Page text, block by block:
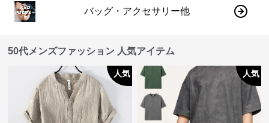
バッグ・アクセサリー他
50代メンズファッション 人気アイテム
人気 人気